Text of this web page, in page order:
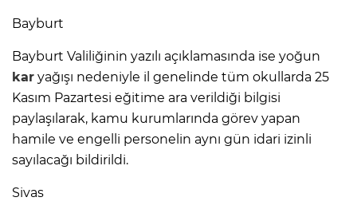
Bayburt
Bayburt Valiliğinin yazılı açıklamasında ise yoğun
kar yağışı nedeniyle il genelinde tüm okullarda 25
Kasım Pazartesi eğitime ara verildiği bilgisi
paylaşılarak, kamu kurumlarında görev yapan
hamile ve engelli personelin aynı gün idari izinli
sayılacağı bildirildi.
Sivas